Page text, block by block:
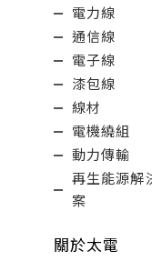
電力線
通信線
電子線
漆包線
線材
電機繞組
動力傳輸
再生能源解
案
關於太電